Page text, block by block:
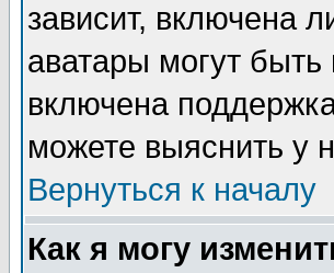
зависит, включена
аватары могут
включена
можете выяснить у
Вернуться к началу
Как я могу